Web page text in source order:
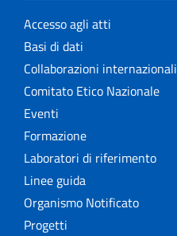
Accesso agli atti
Basi di dati
Collaborazioni internazionali
Comitato Etico Nazionale
Eventi
Formazione
Laboratori di riferimento
Linee guida
Organismo Notificato
Progetti